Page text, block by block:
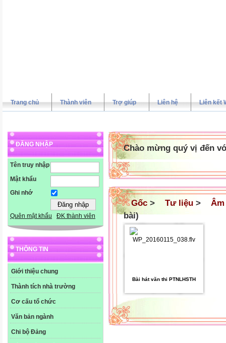
Trang chủ Thành viên Trợ giúp Liên hệ Liên kết
ĐĂNG NHẬP
Tên truy nhập
Mật khẩu
Ghi nhớ
Quên mật khẩu ĐK thành viên
THÔNG TIN
Giới thiệu chung
Thành tích nhà trường
Cơ cấu tổ chức
Văn bản ngành
Chi bộ Đảng
Chào mừng quý vị đến
Gốc > Tư liệu >
bài)
Bài hát văn thi PTNLHSTH